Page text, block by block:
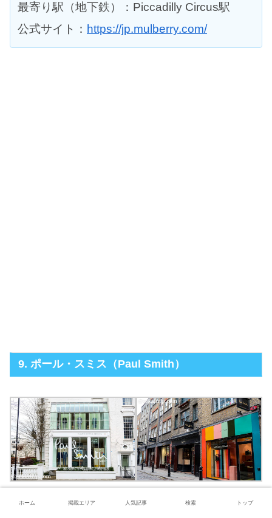
最寄り駅（地下鉄）：Piccadilly Circus駅
公式サイト： https://jp.mulberry.com/
9. ポール・スミス（Paul Smith）
ホーム 掲載エリア 人気記事 検索 トップ